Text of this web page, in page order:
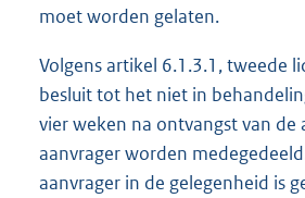
moet worden gelaten.
Volgens artikel 6.1.3.1, tweede
besluit tot het niet in
vier weken na ontvangst van de
aanvrager worden
aanvrager in de gelegenheid is